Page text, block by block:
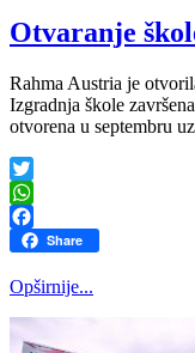
Otvaranje
Rahma Austria je
Izgradnja škole
otvorena u septembru
Twitter
WhatsApp
Facebook
Share
Opširnije...